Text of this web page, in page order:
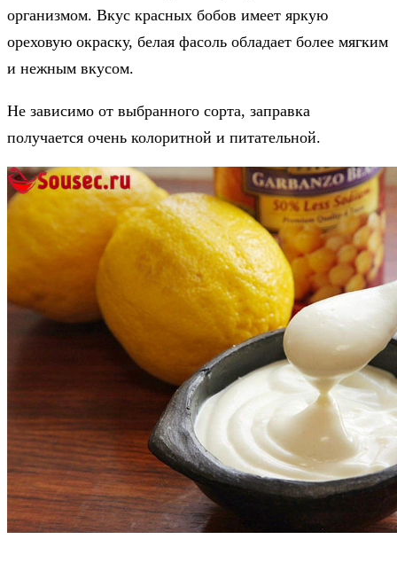
организмом. Вкус красных бобов имеет яркую
ореховую окраску, белая фасоль обладает более мягким
и нежным вкусом.
Не зависимо от выбранного сорта, заправка
получается очень колоритной и питательной.